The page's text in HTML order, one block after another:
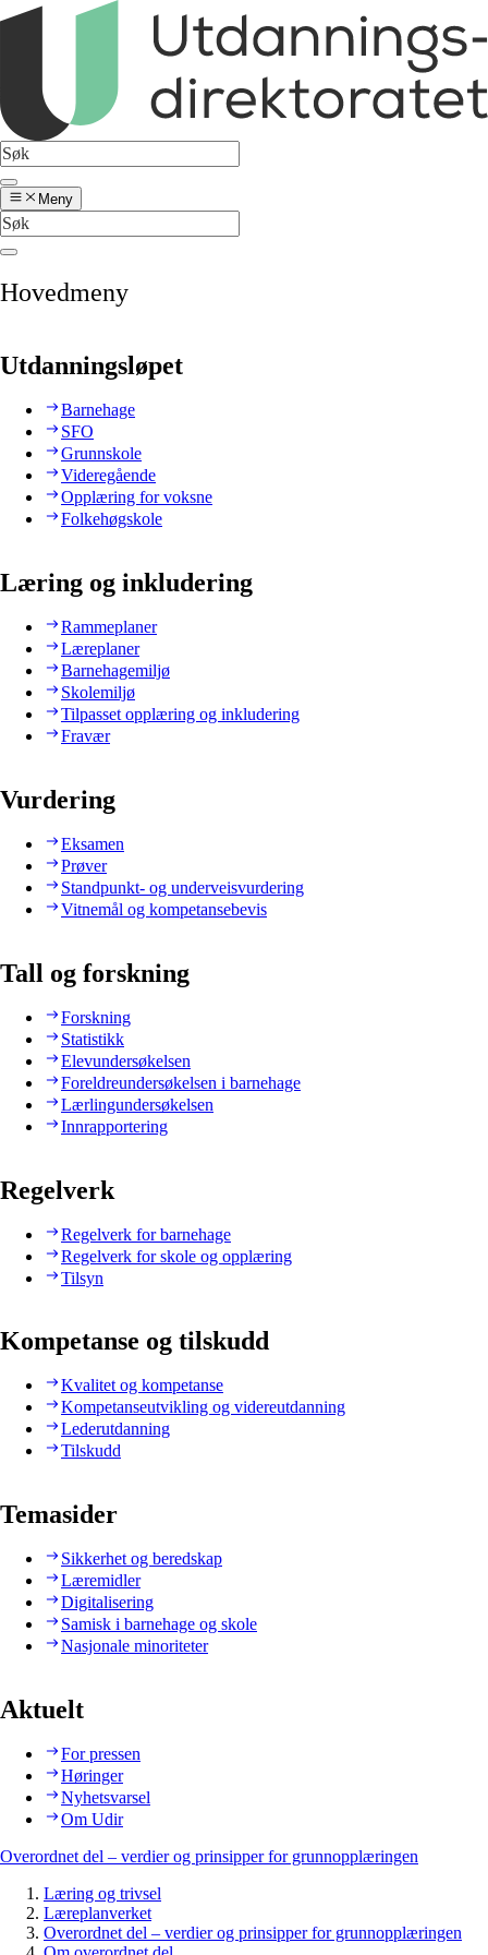
Meny
Hovedmeny
Utdanningsløpet
Barnehage
SFO
Grunnskole
Videregående
Opplæring for voksne
Folkehøgskole
Læring og inkludering
Rammeplaner
Læreplaner
Barnehagemiljø
Skolemiljø
Tilpasset opplæring og inkludering
Fravær
Vurdering
Eksamen
Prøver
Standpunkt- og underveisvurdering
Vitnemål og kompetansebevis
Tall og forskning
Forskning
Statistikk
Elevundersøkelsen
Foreldreundersøkelsen i barnehage
Lærlingundersøkelsen
Innrapportering
Regelverk
Regelverk for barnehage
Regelverk for skole og opplæring
Tilsyn
Kompetanse og tilskudd
Kvalitet og kompetanse
Kompetanseutvikling og videreutdanning
Lederutdanning
Tilskudd
Temasider
Sikkerhet og beredskap
Læremidler
Digitalisering
Samisk i barnehage og skole
Nasjonale minoriteter
Aktuelt
For pressen
Høringer
Nyhetsvarsel
Om Udir
Overordnet del – verdier og prinsipper for grunnopplæringen
Læring og trivsel
Læreplanverket
Overordnet del – verdier og prinsipper for grunnopplæringen